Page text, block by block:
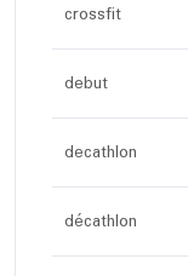
crossfit
debut
decathlon
décathlon